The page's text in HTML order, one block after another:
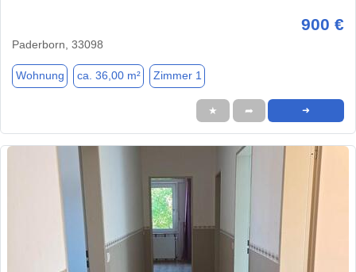
900 €
Paderborn, 33098
Wohnung ca. 36,00 m² Zimmer 1
★ ➦ ➜